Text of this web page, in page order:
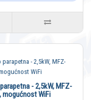
- 2,5kW, MFZ-
mogućnost WiFi